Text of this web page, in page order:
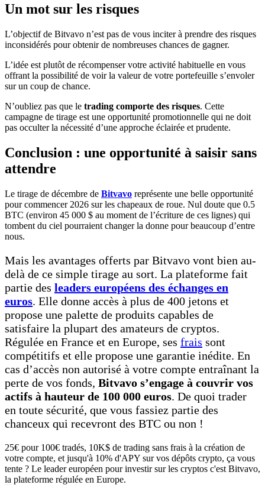
Un mot sur les risques
L’objectif de Bitvavo n’est pas de vous inciter à prendre des risques
inconsidérés pour obtenir de nombreuses chances de gagner.
L’idée est plutôt de récompenser votre activité habituelle en vous
offrant la possibilité de voir la valeur de votre portefeuille s’envoler
sur un coup de chance.
N’oubliez pas que le trading comporte des risques. Cette
campagne de tirage est une opportunité promotionnelle qui ne doit
pas occulter la nécessité d’une approche éclairée et prudente.
Conclusion : une opportunité à saisir sans
attendre
Le tirage de décembre de Bitvavo représente une belle opportunité
pour commencer 2026 sur les chapeaux de roue. Nul doute que 0.5
BTC (environ 45 000 $ au moment de l’écriture de ces lignes) qui
tombent du ciel pourraient changer la donne pour beaucoup d’entre
nous.
Mais les avantages offerts par Bitvavo vont bien au-
delà de ce simple tirage au sort. La plateforme fait
partie des leaders européens des échanges en
euros. Elle donne accès à plus de 400 jetons et
propose une palette de produits capables de
satisfaire la plupart des amateurs de cryptos.
Régulée en France et en Europe, ses frais sont
compétitifs et elle propose une garantie inédite. En
cas d’accès non autorisé à votre compte entraînant la
perte de vos fonds, Bitvavo s’engage à couvrir vos
actifs à hauteur de 100 000 euros. De quoi trader
en toute sécurité, que vous fassiez partie des
chanceux qui recevront des BTC ou non !
25€ pour 100€ tradés, 10K$ de trading sans frais à la création de
votre compte, et jusqu'à 10% d'APY sur vos dépôts crypto, ça vous
tente ? Le leader européen pour investir sur les cryptos c'est Bitvavo,
la plateforme régulée en Europe.